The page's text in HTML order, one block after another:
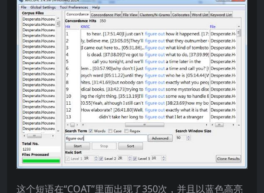
这个短语在“COAT”里面出现了350次，并且以蓝色高亮